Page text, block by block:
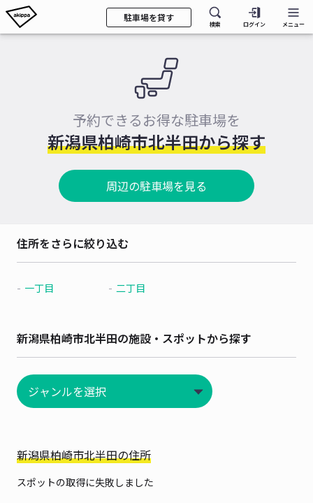
駐車場を貸す
検索 ログイン メニュー
予約できるお得な駐車場を
新潟県柏崎市北半田から探す
周辺の駐車場を見る
住所をさらに絞り込む
一丁目 二丁目
新潟県柏崎市北半田の施設・スポットから探す
新潟県柏崎市北半田の住所
スポットの取得に失敗しました